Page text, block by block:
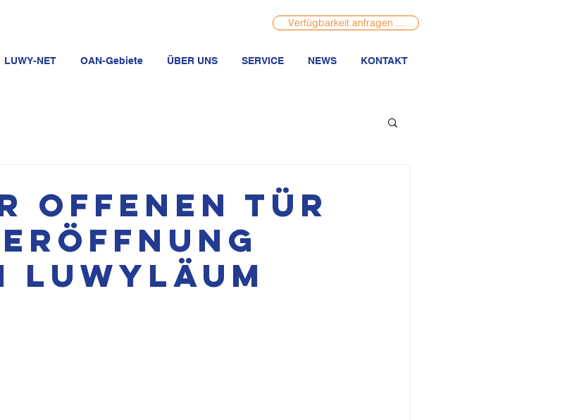
Verfügbarkeit anfragen ...
LUWY-NET OAN-Gebiete ÜBER UNS SERVICE NEWS KONTAKT
offenen Tür
Luwyläum